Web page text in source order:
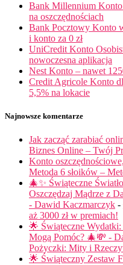
Bank Millennium Konto
na oszczędnościach
Bank Pocztowy Konto
i konto za 0 zł
UniCredit Konto
nowoczesna aplikacja
Nest Konto – nawet
Credit Agricole Konto
5,5% na lokacie
Najnowsze komentarze
Jak zacząć zarabiać
Biznes Online – Twój
Konto
Metoda 6 słoików –
🎄✨ Świąteczne
Oszczędzaj Mądrze z
- Dawid Kaczmarczyk -
aż 3000 zł w premiach!
🌟 Świąteczne
Mogą Pomóc? 🎄💸 -
Pożyczki: Mity i
🌟 Świąteczny Zestaw